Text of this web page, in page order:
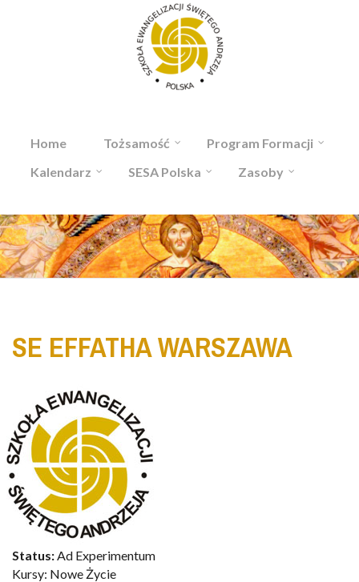
Home Tożsamość
Program Formacji
Kalendarz
SESA Polska Zasoby
SE EFFATHA WARSZAWA
Status:Ad Experimentum
Kursy: Nowe Życie